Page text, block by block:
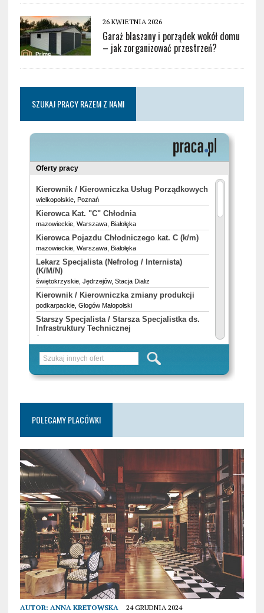
26 KWIETNIA 2026
Garaż blaszany i porządek wokół domu
– jak zorganizować przestrzeń?
SZUKAJ PRACY RAZEM Z NAMI
POLECAMY PLACÓWKI
AUTOR: ANNA KRETOWSKA 24 GRUDNIA 2024